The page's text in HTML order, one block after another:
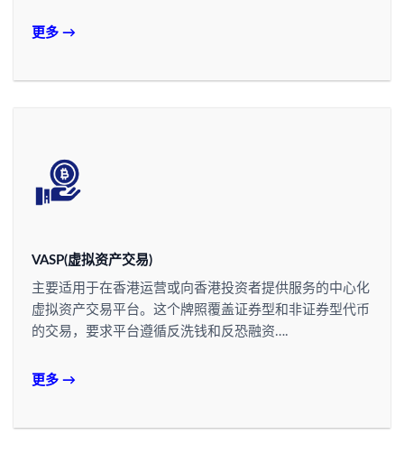
更多 →
VASP(虚拟资产交易)
主要适用于在香港运营或向香港投资者提供服务的中心化
虚拟资产交易平台。这个牌照覆盖证券型和非证券型代币
的交易，要求平台遵循反洗钱和反恐融资….
更多 →